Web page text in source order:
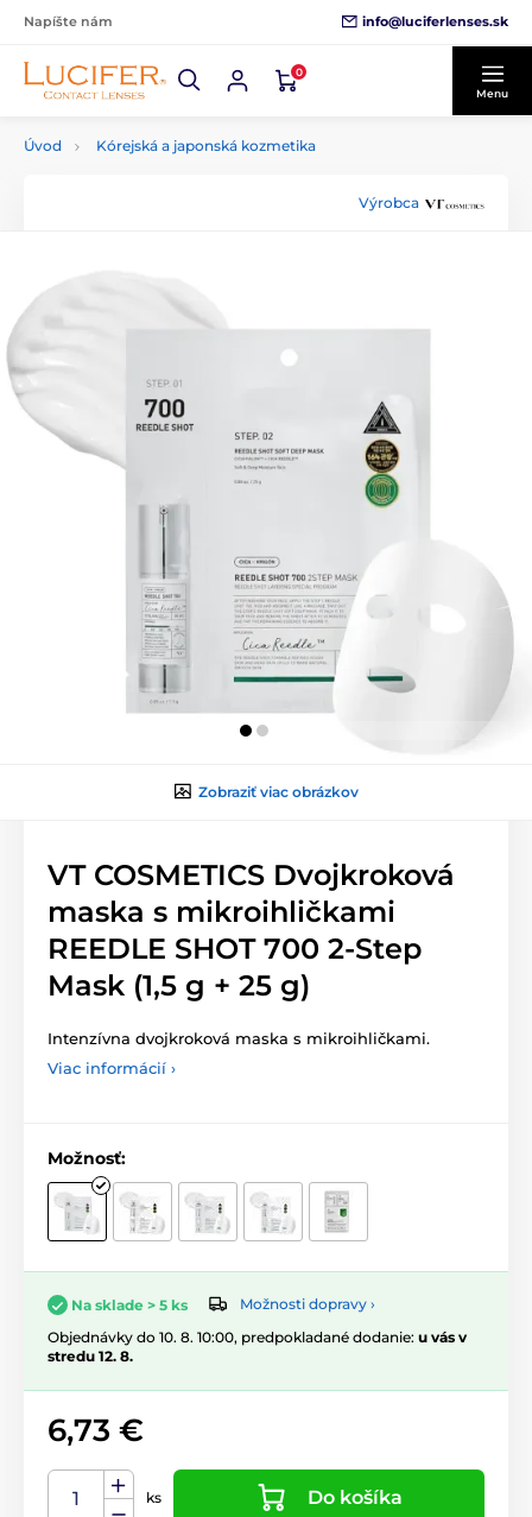
Napíšte nám info@luciferlenses.sk
0
Menu
Úvod Kórejská a japonská kozmetika
Výrobca
Zobraziť viac obrázkov
VT COSMETICS Dvojkroková
maska s mikroihličkami
REEDLE SHOT 700 2-Step
Mask (1,5 g + 25 g)
Intenzívna dvojkroková maska s mikroihličkami.
Viac informácií ›
Možnosť:
Na sklade > 5 ks
Možnosti dopravy ›
Objednávky do 10. 8. 10:00, predpokladané dodanie: u vás v
stredu 12. 8.
6,73 €
ks Do košíka